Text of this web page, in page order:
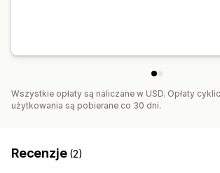
Wszystkie opłaty są naliczane w USD. Opłaty
użytkowania są pobierane co 30 dni.
Recenzje (2)